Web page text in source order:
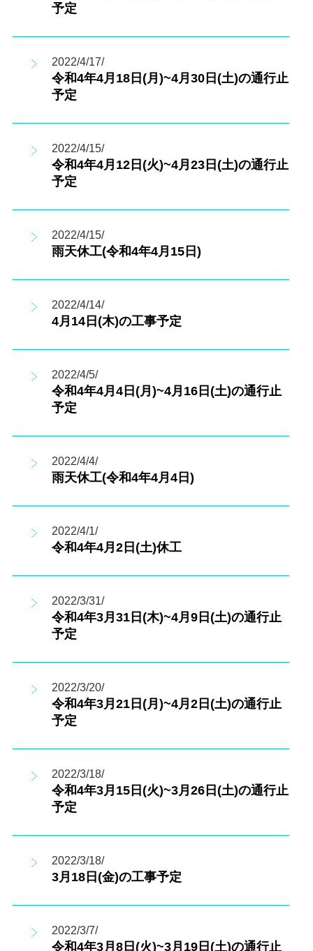
予定
2022/4/17/
令和4年4月18日(月)~4月30日(土)の通行止
予定
2022/4/15/
令和4年4月12日(火)~4月23日(土)の通行止
予定
2022/4/15/
雨天休工(令和4年4月15日)
2022/4/14/
4月14日(木)の工事予定
2022/4/5/
令和4年4月4日(月)~4月16日(土)の通行止
予定
2022/4/4/
雨天休工(令和4年4月4日)
2022/4/1/
令和4年4月2日(土)休工
2022/3/31/
令和4年3月31日(木)~4月9日(土)の通行止
予定
2022/3/20/
令和4年3月21日(月)~4月2日(土)の通行止
予定
2022/3/18/
令和4年3月15日(火)~3月26日(土)の通行止
予定
2022/3/18/
3月18日(金)の工事予定
2022/3/7/
令和4年3月8日(火)~3月19日(土)の通行止